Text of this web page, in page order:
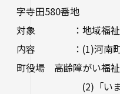
字寺田580番地
対象 ：地域福祉に
内容 ：(1)河南町地
町役場 高齢障がい福
(2)「いまこそ